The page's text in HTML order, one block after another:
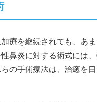
療を継続されても、あ
鼻炎に対する術式に
の手術療法は、治癒を